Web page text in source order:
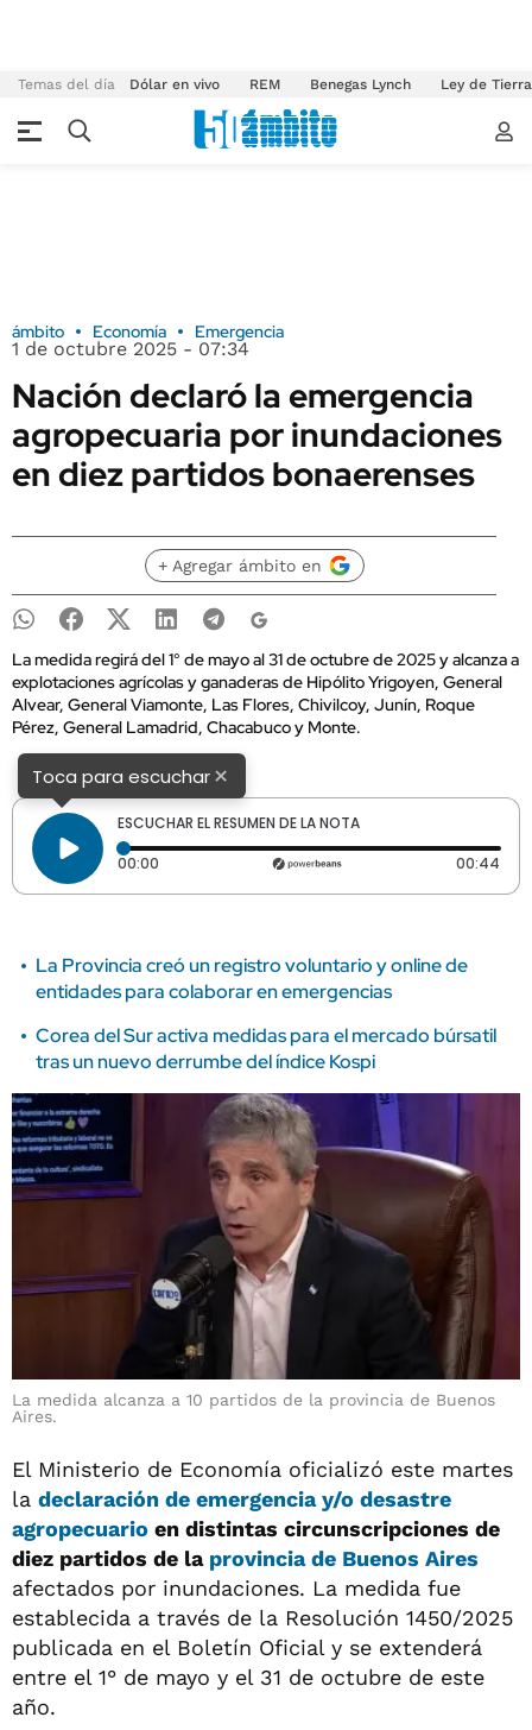
Temas del día Dólar en vivo REM Benegas Lynch Ley de
ámbito Economía Emergencia
1 de octubre 2025 - 07:34
Nación declaró la emergencia
agropecuaria por inundaciones
en diez partidos bonaerenses
+ Agregar ámbito en
La medida regirá del 1° de mayo al 31 de octubre de 2025 y alcanza a
explotaciones agrícolas y ganaderas de Hipólito Yrigoyen, General
Alvear, General Viamonte, Las Flores, Chivilcoy, Junín, Roque
Pérez, General Lamadrid, Chacabuco y Monte.
Toca para escuchar×
ESCUCHAR EL RESUMEN DE LA NOTA
00:00 Tiempo transcurrido: 0 segundos 00:44
La Provincia creó un registro voluntario y online de
entidades para colaborar en emergencias
Corea del Sur activa medidas para el mercado búrsatil
tras un nuevo derrumbe del índice Kospi
La medida alcanza a 10 partidos de la provincia de Buenos
Aires.
El Ministerio de Economía oficializó este martes
la declaración de emergencia y/o desastre
agropecuario en distintas circunscripciones de
diez partidos de la provincia de Buenos Aires
afectados por inundaciones. La medida fue
establecida a través de la Resolución 1450/2025
publicada en el Boletín Oficial y se extenderá
entre el 1° de mayo y el 31 de octubre de este
año.